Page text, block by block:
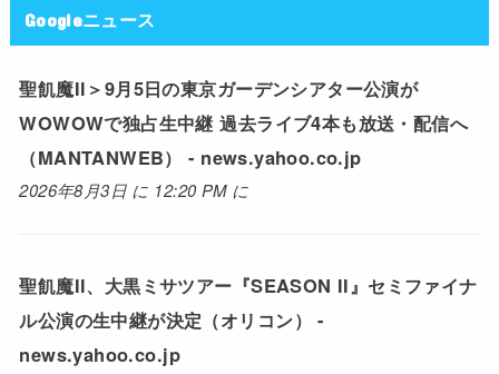
Googleニュース
聖飢魔II＞9月5日の東京ガーデンシアター公演が
WOWOWで独占生中継 過去ライブ4本も放送・配信へ
（MANTANWEB） - news.yahoo.co.jp
2026年8月3日 に 12:20 PM に
聖飢魔II、大黒ミサツアー『SEASON II』セミファイナ
ル公演の生中継が決定（オリコン） -
news.yahoo.co.jp